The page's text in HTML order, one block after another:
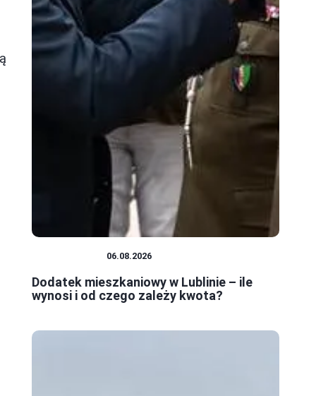
06.08.2026
Dodatek mieszkaniowy w Lublinie – ile
wynosi i od czego zależy kwota?